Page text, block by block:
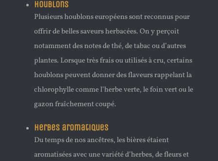
Houblons
Plusieurs houblons européens sont reconnus pour
offrir de belles saveurs herbacées. On y perçoit
notamment des notes de thé, de tabac ou d’autres
plantes. Lorsque très frais ou utilisés à cru, certains
houblons peuvent donner des flaveurs rappelant la
chlorophylle comme l’herbe verte, le foin vert ou le
gazon fraîchement coupé.
Herbes aromatiques
Du temps de nos ancêtres, les bières étaient
aromatisées avec une variété d’herbes, de fleurs et